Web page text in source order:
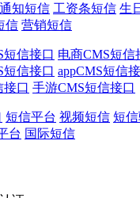
通知短信 工资条短信 生
信 营销短信
短信接口 电商CMS短信
短信接口 appCMS短信
接口 手游CMS短信接口
短信平台 视频短信 短
台 国际短信